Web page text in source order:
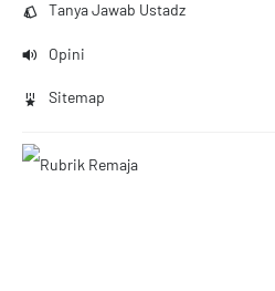
Tanya Jawab Ustadz
Opini
Sitemap